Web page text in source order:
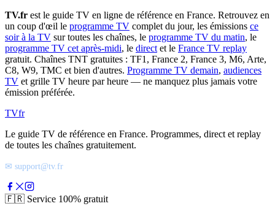
TV.fr est le guide TV en ligne de référence en France. Retrouvez en
un coup d'œil le programme TV complet du jour, les émissions ce
soir à la TV sur toutes les chaînes, le programme TV du matin, le
programme TV cet après-midi, le direct et le France TV replay
gratuit. Chaînes TNT gratuites : TF1, France 2, France 3, M6, Arte,
C8, W9, TMC et bien d'autres. Programme TV demain, audiences
TV et grille TV heure par heure — ne manquez plus jamais votre
émission préférée.
TVfr
Le guide TV de référence en France. Programmes, direct et replay
de toutes les chaînes gratuitement.
✉ support@tv.fr
🇫🇷 Service 100% gratuit